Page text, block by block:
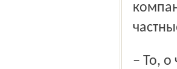
– То, о чем мы с вами так долго говорили, – подытожил в